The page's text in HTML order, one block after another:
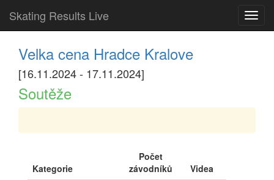
Skating Results Live
Velka cena Hradce Kralove
[16.11.2024 - 17.11.2024]
Soutěže
Kategorie
Počet
závodníků
Videa